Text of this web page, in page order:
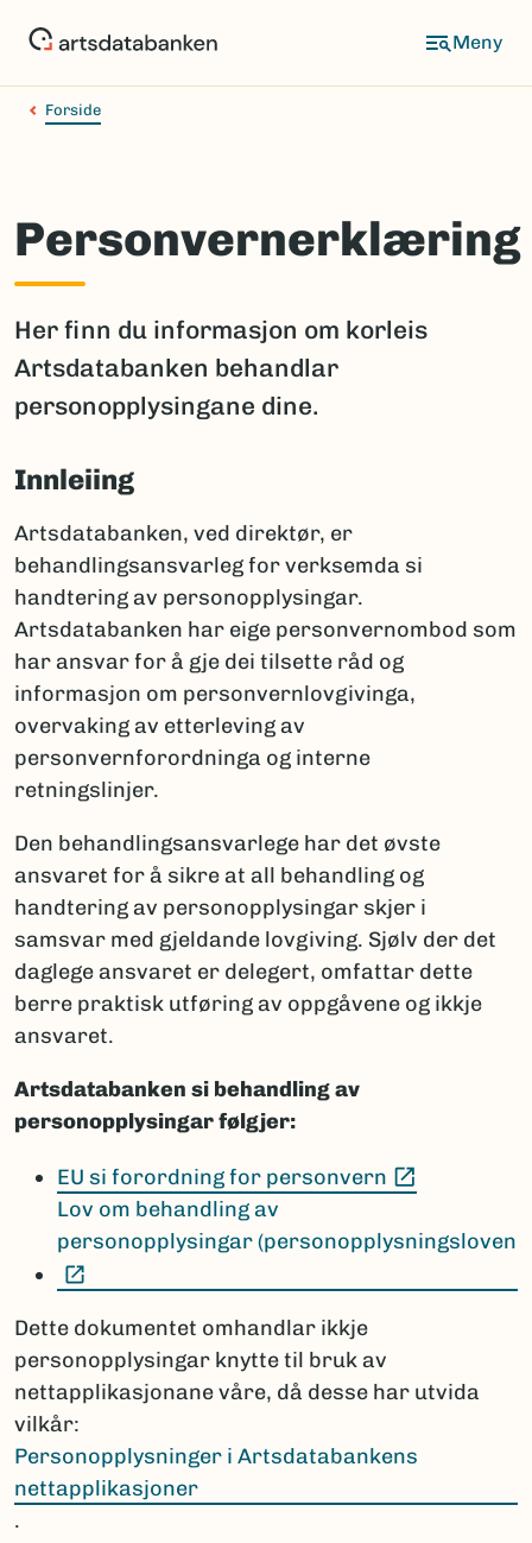
Forside
Personvernerklæring
Her finn du informasjon om korleis
Artsdatabanken behandlar
personopplysingane dine.
Innleiing
Artsdatabanken, ved direktør, er
behandlingsansvarleg for verksemda si
handtering av personopplysingar.
Artsdatabanken har eige personvernombod som
har ansvar for å gje dei tilsette råd og
informasjon om personvernlovgivinga,
overvaking av etterleving av
personvernforordninga og interne
retningslinjer.
Den behandlingsansvarlege har det øvste
ansvaret for å sikre at all behandling og
handtering av personopplysingar skjer i
samsvar med gjeldande lovgiving. Sjølv der det
daglege ansvaret er delegert, omfattar dette
berre praktisk utføring av oppgåvene og ikkje
ansvaret.
Artsdatabanken si behandling av
personopplysingar følgjer:
EU si forordning for personvern
Lov om behandling av
personopplysingar (personopplysningsloven
Dette dokumentet omhandlar ikkje
personopplysingar knytte til bruk av
nettapplikasjonane våre, då desse har utvida
vilkår:
Personopplysninger i Artsdatabankens
nettapplikasjoner
.